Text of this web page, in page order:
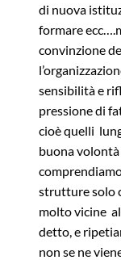
di nuova
formare
convinzione
sensibilità e
pressione di
cioè quelli
buona volontà
strutture solo
molto vicine
detto, e
non se ne